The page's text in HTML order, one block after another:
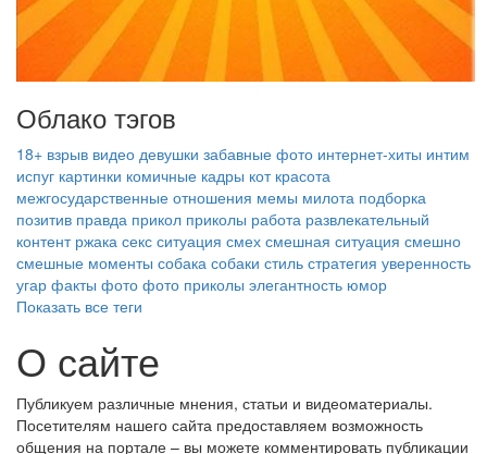
Облако тэгов
18+ взрыв видео девушки забавные фото интернет‑хиты интим
испуг картинки комичные кадры кот красота
межгосударственные отношения мемы милота подборка
позитив правда прикол приколы работа развлекательный
контент ржака секс ситуация смех смешная ситуация смешно
смешные моменты собака собаки стиль стратегия уверенность
угар факты фото фото приколы элегантность юмор
Показать все теги
О сайте
Публикуем различные мнения, статьи и видеоматериалы.
Посетителям нашего сайта предоставляем возможность
общения на портале – вы можете комментировать публикации